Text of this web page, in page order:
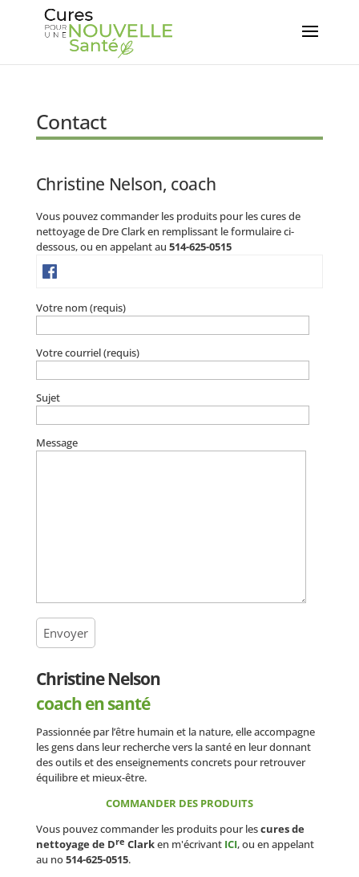
Contact
Christine Nelson, coach
Vous pouvez commander les produits pour les cures de
nettoyage de Dre Clark en remplissant le formulaire ci-
dessous, ou en appelant au 514-625-0515
Votre nom (requis)
Votre courriel (requis)
Sujet
Message
Christine Nelson
coach en santé
Passionnée par l’être humain et la nature, elle accompagne
les gens dans leur recherche vers la santé en leur donnant
des outils et des enseignements concrets pour retrouver
équilibre et mieux-être.
COMMANDER DES PRODUITS
Vous pouvez commander les produits pour lescures de
nettoyage de Dre Clarken m'écrivant ICI, ou en appelant
au no514-625-0515.